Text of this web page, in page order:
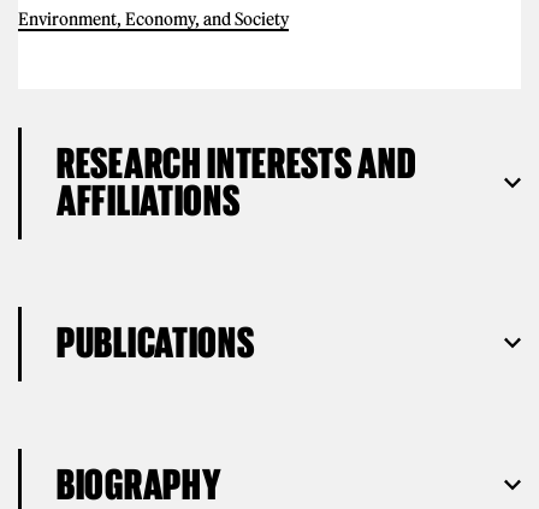
Environment, Economy, and Society
RESEARCH INTERESTS AND
AFFILIATIONS
PUBLICATIONS
BIOGRAPHY